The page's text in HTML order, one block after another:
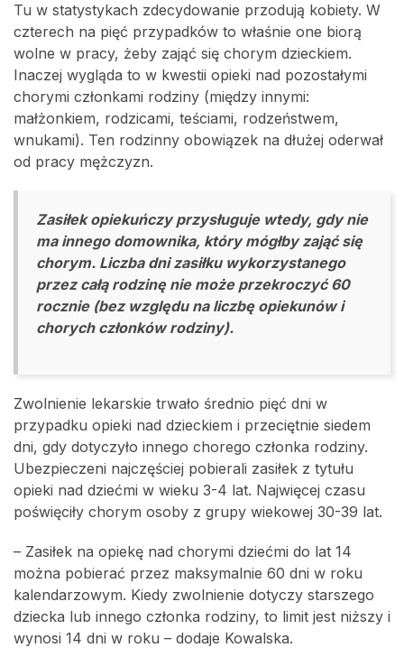
Tu w statystykach zdecydowanie przodują kobiety. W
czterech na pięć przypadków to właśnie one biorą
wolne w pracy, żeby zająć się chorym dzieckiem.
Inaczej wygląda to w kwestii opieki nad pozostałymi
chorymi członkami rodziny (między innymi:
małżonkiem, rodzicami, teściami, rodzeństwem,
wnukami). Ten rodzinny obowiązek na dłużej oderwał
od pracy mężczyzn.
Zasiłek opiekuńczy przysługuje wtedy, gdy nie
ma innego domownika, który mógłby zająć się
chorym. Liczba dni zasiłku wykorzystanego
przez całą rodzinę nie może przekroczyć 60
rocznie (bez względu na liczbę opiekunów i
chorych członków rodziny).
Zwolnienie lekarskie trwało średnio pięć dni w
przypadku opieki nad dzieckiem i przeciętnie siedem
dni, gdy dotyczyło innego chorego członka rodziny.
Ubezpieczeni najczęściej pobierali zasiłek z tytułu
opieki nad dziećmi w wieku 3-4 lat. Najwięcej czasu
poświęciły chorym osoby z grupy wiekowej 30-39 lat.
– Zasiłek na opiekę nad chorymi dziećmi do lat 14
można pobierać przez maksymalnie 60 dni w roku
kalendarzowym. Kiedy zwolnienie dotyczy starszego
dziecka lub innego członka rodziny, to limit jest niższy i
wynosi 14 dni w roku – dodaje Kowalska.